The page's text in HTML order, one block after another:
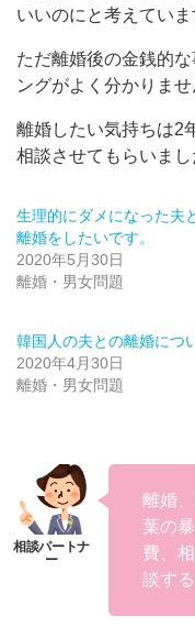
いいのにと考えていま
ただ離婚後の金銭的
ングがよく分かりませ
離婚したい気持ちは2
相談させてもらいまし
生理的にダメになった夫
離婚をしたいです。
2020年5月30日
離婚・男女問題
韓国人の夫との離婚につ
2020年4月30日
離婚・男女問題
離婚
葉の
費、
談す